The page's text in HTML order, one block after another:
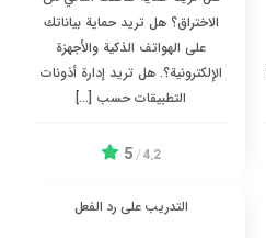
الاختراق؟ هل تريد حماية بياناتك
على الهواتف الذكية والأجهزة
الإلكترونية؟. هل تريد إدارة أذونات
التطبيقات حسب […]
4.2
/
5
التدريب على رد الفعل